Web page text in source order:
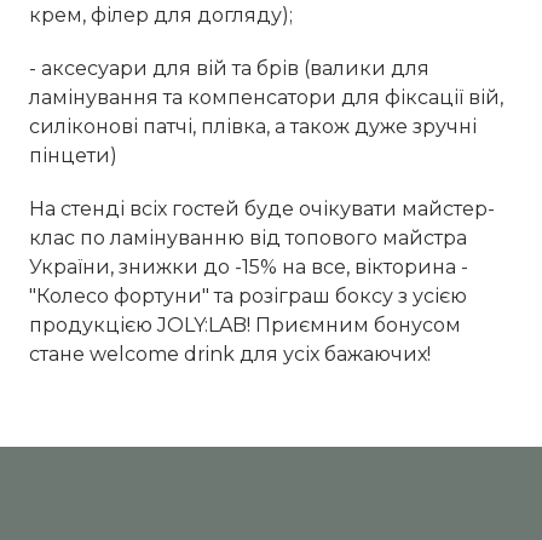
крем, філер для догляду);
- аксесуари для вій та брів (валики для
ламінування та компенсатори для фіксації вій,
силіконові патчі, плівка, а також дуже зручні
пінцети)
На стенді всіх гостей буде очікувати майстер-
клас по ламінуванню від топового майстра
України, знижки до -15% на все, вікторина -
"Колесо фортуни" та розіграш боксу з усією
продукцією JOLY:LAB! Приємним бонусом
стане welcome drink для усіх бажаючих!